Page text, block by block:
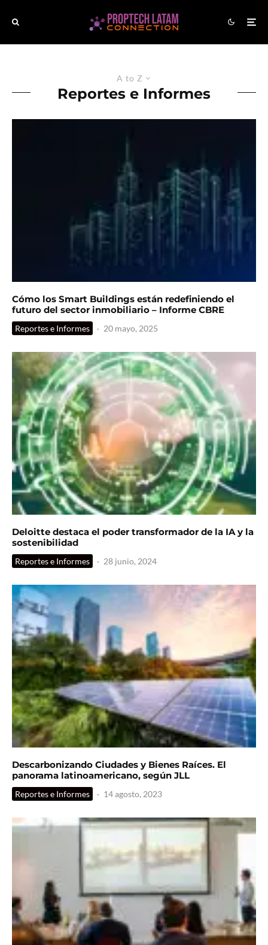
A to Z
Reportes e Informes
Cómo los Smart Buildings están redefiniendo el
futuro del sector inmobiliario – Informe CBRE
Reportes e Informes · 20 mayo, 2025
Deloitte destaca el poder transformador de la IA y la
sostenibilidad
Reportes e Informes · 28 junio, 2024
Descarbonizando Ciudades y Bienes Raíces. El
panorama latinoamericano, según JLL
Reportes e Informes · 14 agosto, 2023